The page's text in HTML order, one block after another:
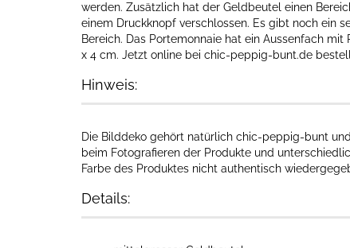
werden. Zusätzlich hat der Geldbeutel einen
einem Druckknopf verschlossen. Es gibt noch ein
Bereich. Das Portemonnaie hat ein Aussenfach
x 4 cm. Jetzt online bei chic-peppig-bunt.de
Hinweis:
Die Bilddeko gehört natürlich chic-peppig-bunt
beim Fotografieren der Produkte und
Farbe des Produktes nicht authentisch
Details: